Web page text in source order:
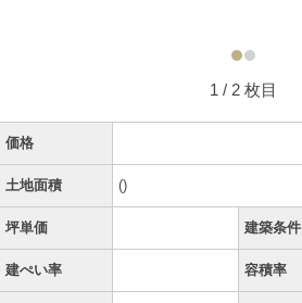
1 / 2 枚目
価格
土地面積 ()
坪単価 建築条件
建ぺい率 容積率